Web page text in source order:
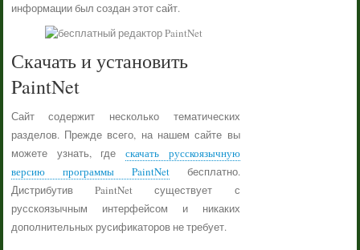
информации был создан этот сайт.
Скачать и установить
PaintNet
Сайт содержит несколько тематических
разделов. Прежде всего, на нашем сайте вы
можете узнать, где скачать русскоязычную
версию программы PaintNetбесплатно.
Дистрибутив PaintNet существует с
русскоязычным интерфейсом и никаких
дополнительных русификаторов не требует.